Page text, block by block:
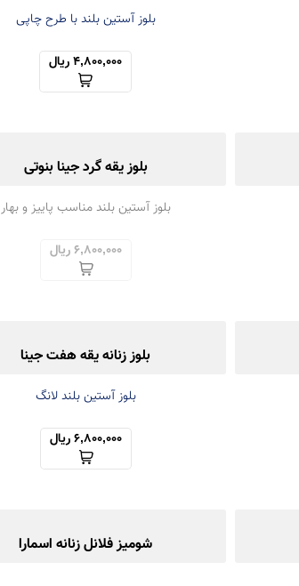
بلوز آستین بلند با طرح چاپی
4,800,000 ریال
بلوز یقه گرد جینا بنوتی
بلوز آستین بلند مناسب پاییز و بهار
6,800,000 ریال
بلوز زنانه یقه هفت جینا
بلوز آستین بلند لانگ
6,800,000 ریال
شومیز فلانل زنانه اسمارا